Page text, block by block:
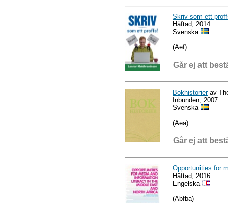
Skriv som ett
Häftad, 2014
Svenska
(Aef)
Går ej att
Bokhistorierav
Inbunden, 2007
Svenska
(Aea)
Går ej att
Opportunities for
Häftad, 2016
Engelska
(Abfba)